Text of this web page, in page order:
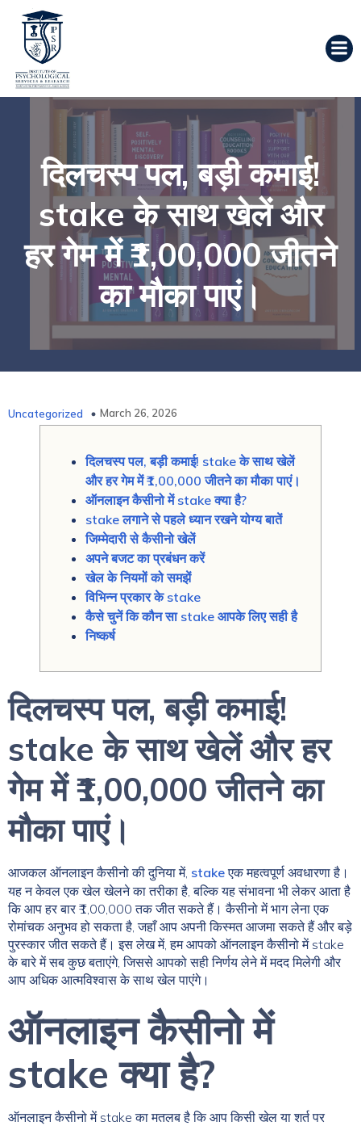
दिलचस्प पल, बड़ी कमाई!
stake के साथ खेलें और
हर गेम में ₹1,00,000 जीतने
का मौका पाएं।
Uncategorized March 26, 2026
दिलचस्प पल, बड़ी कमाई! stake के साथ खेलें
और हर गेम में ₹1,00,000 जीतने का मौका पाएं।
ऑनलाइन कैसीनो में stake क्या है?
stake लगाने से पहले ध्यान रखने योग्य बातें
जिम्मेदारी से कैसीनो खेलें
अपने बजट का प्रबंधन करें
खेल के नियमों को समझें
विभिन्न प्रकार के stake
कैसे चुनें कि कौन सा stake आपके लिए सही है
निष्कर्ष
दिलचस्प पल, बड़ी कमाई!
stake के साथ खेलें और हर
गेम में ₹1,00,000 जीतने का
मौका पाएं।
आजकल ऑनलाइन कैसीनो की दुनिया में, stakeएक महत्वपूर्ण अवधारणा है।
यह न केवल एक खेल खेलने का तरीका है, बल्कि यह संभावना भी लेकर आता है
कि आप हर बार ₹1,00,000 तक जीत सकते हैं। कैसीनो में भाग लेना एक
रोमांचक अनुभव हो सकता है, जहाँ आप अपनी किस्मत आजमा सकते हैं और बड़े
पुरस्कार जीत सकते हैं। इस लेख में, हम आपको ऑनलाइन कैसीनो में stake
के बारे में सब कुछ बताएंगे, जिससे आपको सही निर्णय लेने में मदद मिलेगी और
आप अधिक आत्मविश्वास के साथ खेल पाएंगे।
ऑनलाइन कैसीनो में
stake क्या है?
ऑनलाइन कैसीनो में stake का मतलब है कि आप किसी खेल या शर्त पर